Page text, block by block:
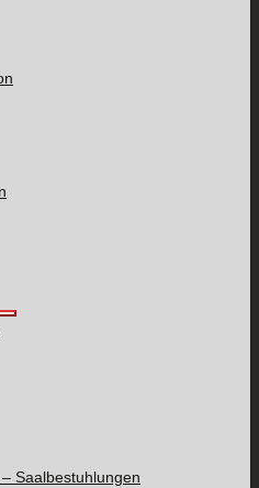
Saalbestuhlungen